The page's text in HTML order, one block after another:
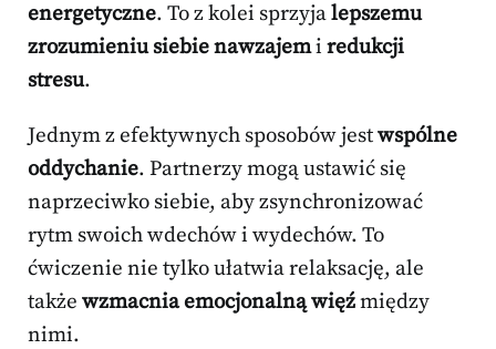
energetyczne. To z kolei sprzyjalepszemu
zrozumieniu siebie nawzajemi redukcji
stresu.
Jednym z efektywnych sposobów jestwspólne
oddychanie. Partnerzy mogą ustawić się
naprzeciwko siebie, aby zsynchronizować
rytm swoich wdechów i wydechów. To
ćwiczenie nie tylko ułatwia relaksację, ale
także wzmacnia emocjonalną więźmiędzy
nimi.